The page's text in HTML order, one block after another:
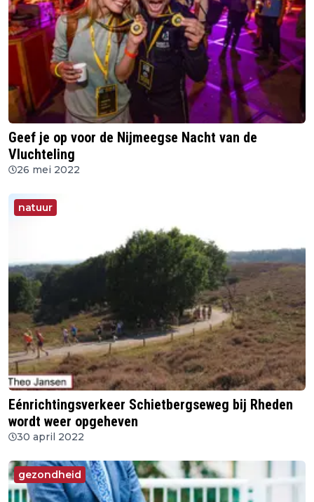
Geef je op voor de Nijmeegse Nacht van de
Vluchteling
26 mei 2022
natuur
Eénrichtingsverkeer Schietbergseweg bij Rheden
wordt weer opgeheven
30 april 2022
gezondheid